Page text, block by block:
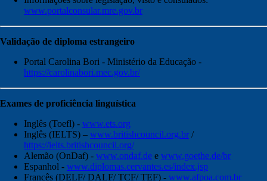
www.portalconsular.mre.gov.br
Validação de diploma estrangeiro
Portal Carolina Bori - Ministério da Educação -
https://carolinabori.mec.gov.br/
Exames de proficiência linguística
Inglês (Toefl) - www.ets.org
Inglês (IELTS) – www.britishcouncil.org.br /
https://ielts.britishcouncil.org/
Alemão (OnDaf) - www.ondaf.de e www.goethe.de/br
Espanhol - www.diplomas.cervantes.es/index.jsp
Francês (DELF/ DALF/ TCF/ TEF) - www.afpoa.com.br